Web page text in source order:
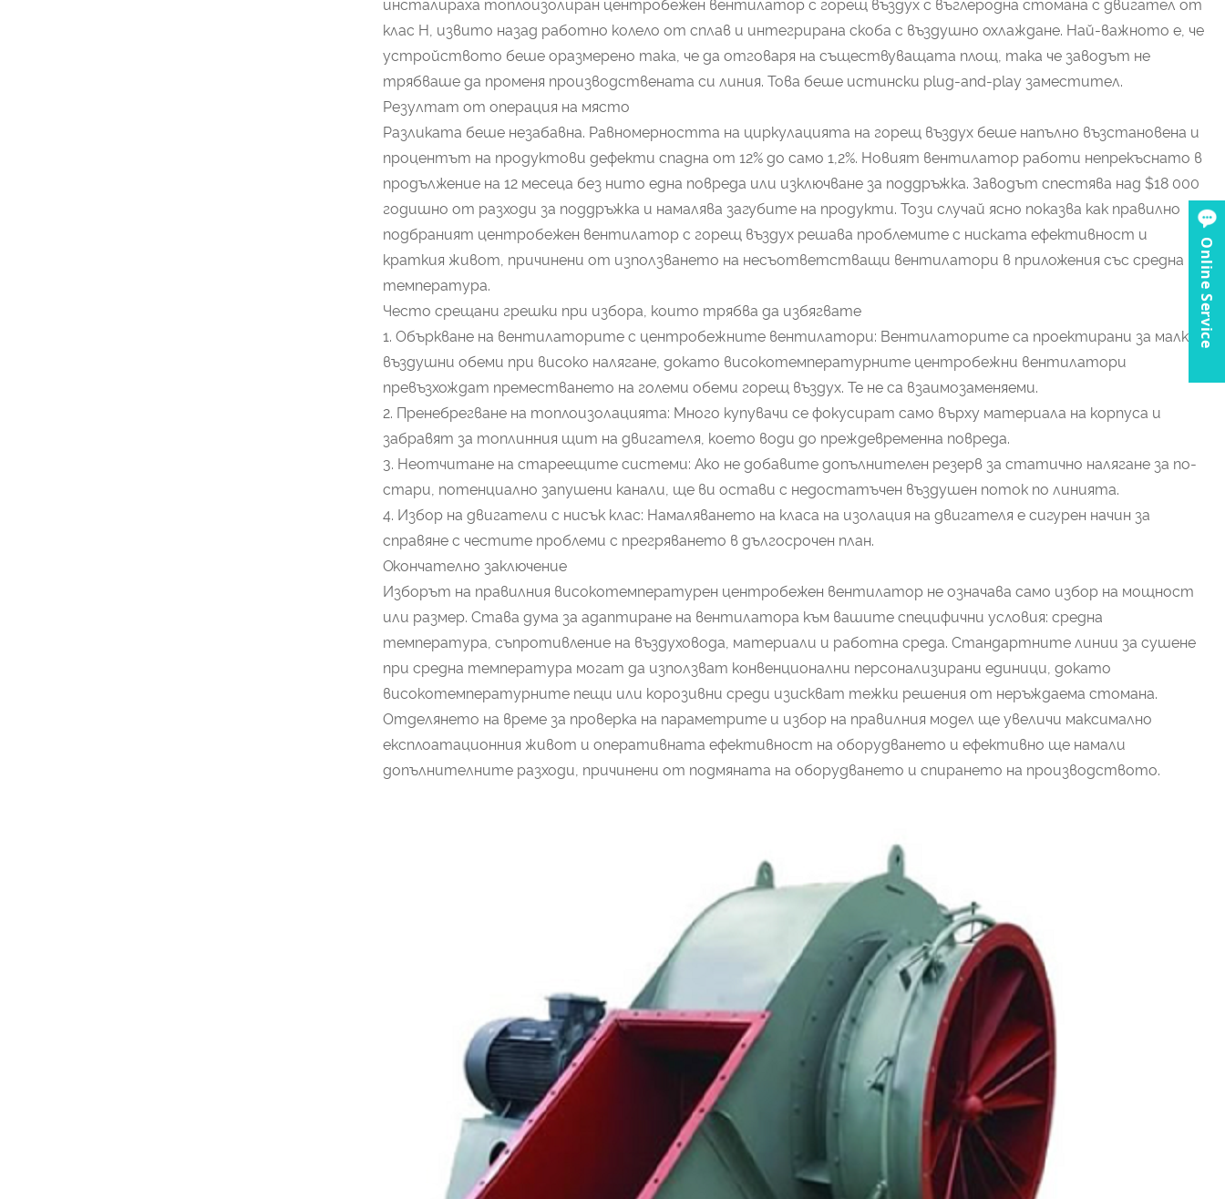
инсталираха топлоизолиран центробежен вентилатор с горещ въздух с въглеродна стомана с двигател от
клас H, извито назад работно колело от сплав и интегрирана скоба с въздушно охлаждане. Най-важното е, че
устройството беше оразмерено така, че да отговаря на съществуващата площ, така че заводът не
трябваше да променя производствената си линия. Това беше истински plug-and-play заместител.
Резултат от операция на място
Разликата беше незабавна. Равномерността на циркулацията на горещ въздух беше напълно възстановена и
процентът на продуктови дефекти спадна от 12% до само 1,2%. Новият вентилатор работи непрекъснато в
продължение на 12 месеца без нито една повреда или изключване за поддръжка. Заводът спестява над $18 000
годишно от разходи за поддръжка и намалява загубите на продукти. Този случай ясно показва как правилно
подбраният центробежен вентилатор с горещ въздух решава проблемите с ниската ефективност и
краткия живот, причинени от използването на несъответстващи вентилатори в приложения със средна
температура.
Често срещани грешки при избора, които трябва да избягвате
1. Объркване на вентилаторите с центробежните вентилатори: Вентилаторите са проектирани за малки
въздушни обеми при високо налягане, докато високотемпературните центробежни вентилатори
превъзхождат преместването на големи обеми горещ въздух. Те не са взаимозаменяеми.
2. Пренебрегване на топлоизолацията: Много купувачи се фокусират само върху материала на корпуса и
забравят за топлинния щит на двигателя, което води до преждевременна повреда.
3. Неотчитане на стареещите системи: Ако не добавите допълнителен резерв за статично налягане за по-
стари, потенциално запушени канали, ще ви остави с недостатъчен въздушен поток по линията.
4. Избор на двигатели с нисък клас: Намаляването на класа на изолация на двигателя е сигурен начин за
справяне с честите проблеми с прегряването в дългосрочен план.
Окончателно заключение
Изборът на правилния високотемпературен центробежен вентилатор не означава само избор на мощност
или размер. Става дума за адаптиране на вентилатора към вашите специфични условия: средна
температура, съпротивление на въздуховода, материали и работна среда. Стандартните линии за сушене
при средна температура могат да използват конвенционални персонализирани единици, докато
високотемпературните пещи или корозивни среди изискват тежки решения от неръждаема стомана.
Отделянето на време за проверка на параметрите и избор на правилния модел ще увеличи максимално
експлоатационния живот и оперативната ефективност на оборудването и ефективно ще намали
допълнителните разходи, причинени от подмяната на оборудването и спирането на производството.
Online Service